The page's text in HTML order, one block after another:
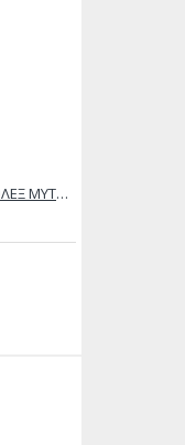
ΚΑΛΑΠΟΔΙ ΑΦΡΟΛΕΞ ΜΥΤΕΡΟ